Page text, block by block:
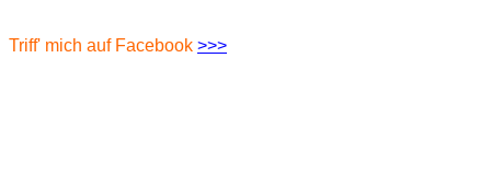
Triff' mich auf Facebook >>>